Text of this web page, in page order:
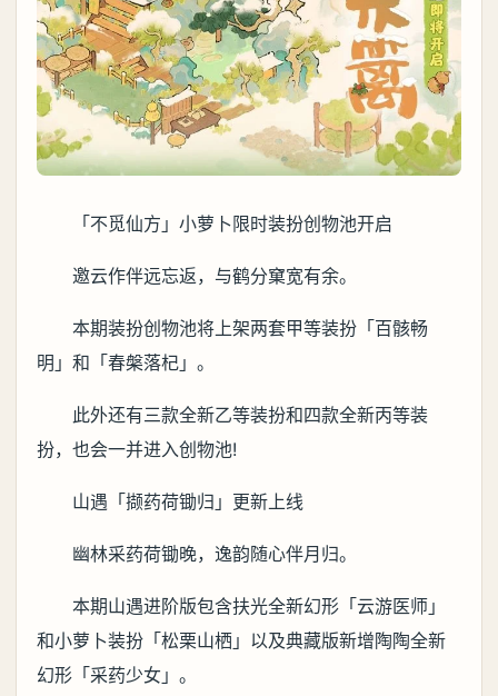
「不觅仙方」小萝卜限时装扮创物池开启
邀云作伴远忘返，与鹤分窠宽有余。
本期装扮创物池将上架两套甲等装扮「百骸畅
明」和「春槃落杞」。
此外还有三款全新乙等装扮和四款全新丙等装
扮，也会一并进入创物池!
山遇「撷药荷锄归」更新上线
幽林采药荷锄晚，逸韵随心伴月归。
本期山遇进阶版包含扶光全新幻形「云游医师」
和小萝卜装扮「松栗山栖」以及典藏版新增陶陶全新
幻形「采药少女」。